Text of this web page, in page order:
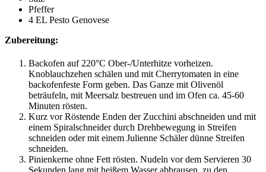
Pfeffer
4 EL Pesto Genovese
Zubereitung:
Backofen auf 220°C Ober-/Unterhitze vorheizen.
Knoblauchzehen schälen und mit Cherrytomaten in eine
backofenfeste Form geben. Das Ganze mit Olivenöl
beträufeln, mit Meersalz bestreuen und im Ofen ca. 45-60
Minuten rösten.
Kurz vor Röstende Enden der Zucchini abschneiden und mit
einem Spiralschneider durch Drehbewegung in Streifen
schneiden oder mit einem Julienne Schäler dünne Streifen
schneiden.
Pinienkerne ohne Fett rösten. Nudeln vor dem Servieren 30
Sekunden lang mit heißem Wasser abbrausen, zu den